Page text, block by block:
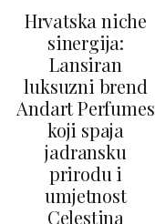
Hrvatska niche
sinergija:
Lansiran
luksuzni brend
Andart Perfumes
koji spaja
jadransku
prirodu i
umjetnost
Celestina